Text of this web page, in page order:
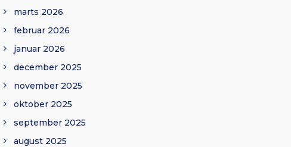
marts 2026
februar 2026
januar 2026
december 2025
november 2025
oktober 2025
september 2025
august 2025